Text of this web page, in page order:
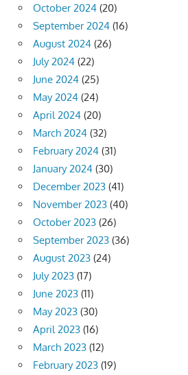
October 2024 (20)
September 2024 (16)
August 2024 (26)
July 2024 (22)
June 2024 (25)
May 2024 (24)
April 2024 (20)
March 2024 (32)
February 2024 (31)
January 2024 (30)
December 2023 (41)
November 2023 (40)
October 2023 (26)
September 2023 (36)
August 2023 (24)
July 2023 (17)
June 2023 (11)
May 2023 (30)
April 2023 (16)
March 2023 (12)
February 2023 (19)